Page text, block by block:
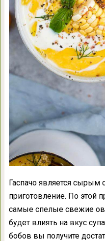
Гаспачо является сырым
приготовление. По этой
самые спелые свежие
будет влиять на вкус
бобов вы получите